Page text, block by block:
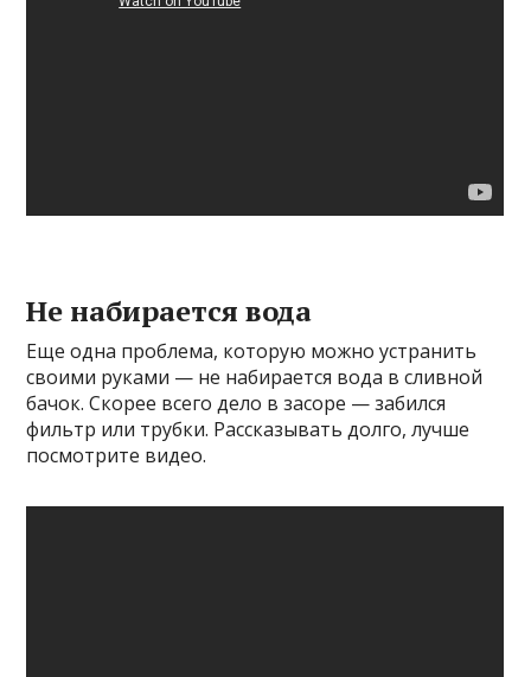
Не набирается вода
Еще одна проблема, которую можно устранить
своими руками — не набирается вода в сливной
бачок. Скорее всего дело в засоре — забился
фильтр или трубки. Рассказывать долго, лучше
посмотрите видео.